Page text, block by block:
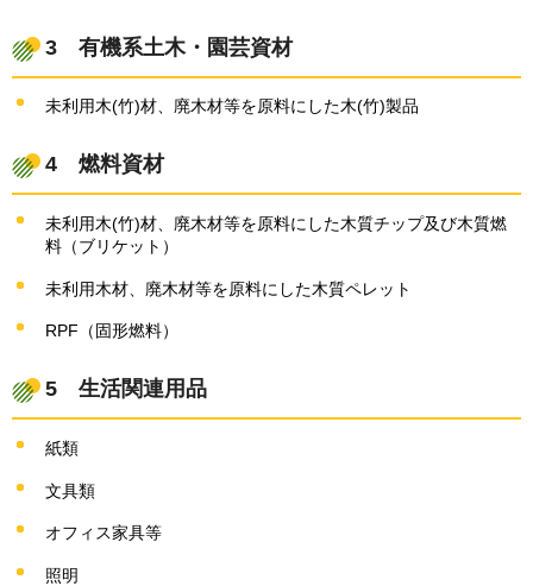
3 有機系土木・園芸資材
未利用木(竹)材、廃木材等を原料にした木(竹)製品
4 燃料資材
未利用木(竹)材、廃木材等を原料にした木質チップ及び木質燃
料（ブリケット）
未利用木材、廃木材等を原料にした木質ペレット
RPF（固形燃料）
5 生活関連用品
紙類
文具類
オフィス家具等
照明